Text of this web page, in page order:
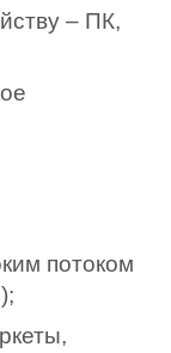
– ПК,
потоком